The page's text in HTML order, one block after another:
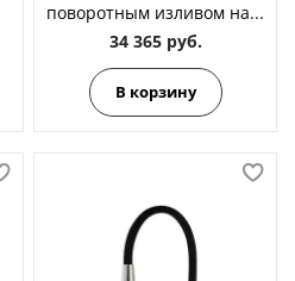
поворотным изливом на...
34 365 руб.
В корзину